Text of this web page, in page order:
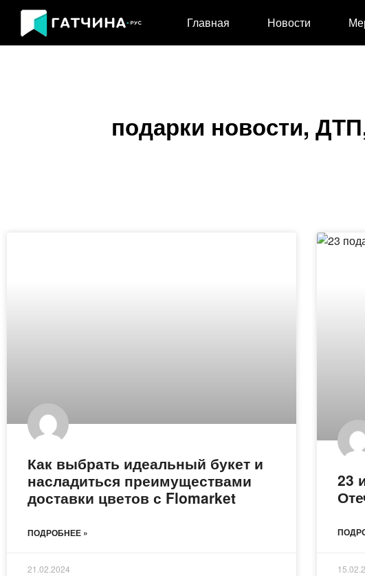
Главная Новости
подарки новости,
Как выбрать идеальный букет и
насладиться преимуществами
доставки цветов с Flomarket
ПОДРОБНЕЕ »
21.02.2024
23